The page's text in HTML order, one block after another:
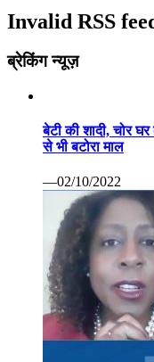
Invalid RSS
ब्रेकिंग न्यूज़
बेटी की शादी, चोर
से भी बटोरा माल
—02/10/2022